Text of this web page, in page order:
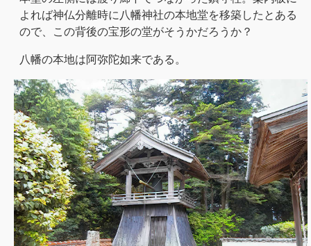
よれば神仏分離時に八幡神社の本地堂を移築したとある
ので、この背後の宝形の堂がそうかだろうか？
八幡の本地は阿弥陀如来である。